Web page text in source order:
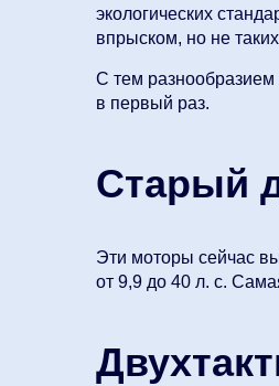
экологических
впрыском, но не
С тем разнообразием
в первый раз.
Старый
Эти моторы сейчас
от 9,9 до 40 л. с.